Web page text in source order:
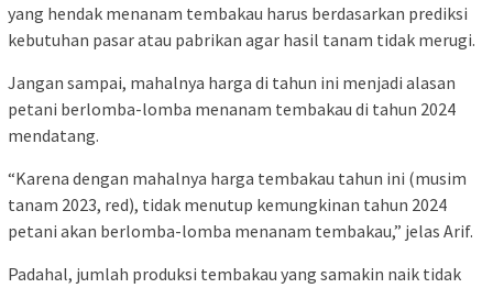
yang hendak menanam tembakau harus berdasarkan prediksi
kebutuhan pasar atau pabrikan agar hasil tanam tidak merugi.
Jangan sampai, mahalnya harga di tahun ini menjadi alasan
petani berlomba-lomba menanam tembakau di tahun 2024
mendatang.
“Karena dengan mahalnya harga tembakau tahun ini (musim
tanam 2023, red), tidak menutup kemungkinan tahun 2024
petani akan berlomba-lomba menanam tembakau,” jelas Arif.
Padahal, jumlah produksi tembakau yang samakin naik tidak